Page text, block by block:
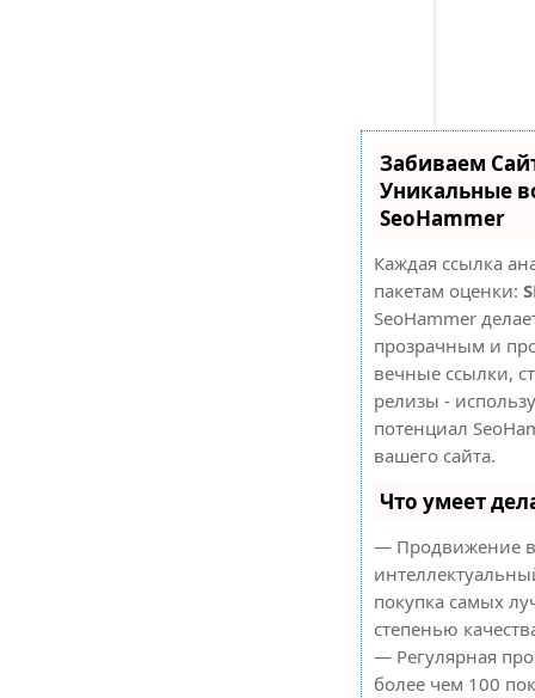
Забиваем
Уникальные
SeoHammer
Каждая ссылка
пакетам оценки:
SeoHammer
прозрачным и
вечные ссылки,
релизы -
потенциал
вашего сайта.
Что умеет
— Продвижение
покупка самых
степенью
— Регулярная
более чем 100